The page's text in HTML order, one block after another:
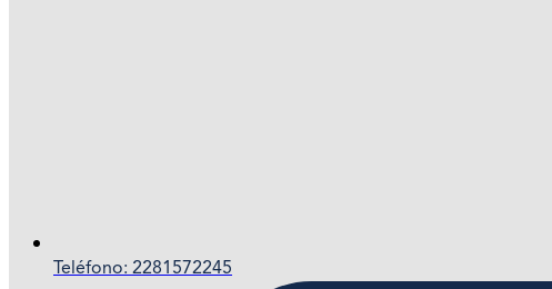
Teléfono: 2281572245